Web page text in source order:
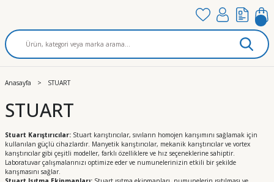
Anasayfa STUART
STUART
Stuart Karıştırıcılar: Stuart karıştırıcılar, sıvıların homojen karışımını sağlamak için
kullanılan güçlü cihazlardır. Manyetik karıştırıcılar, mekanik karıştırıcılar ve vortex
karıştırıcılar gibi çeşitli modeller, farklı özelliklere ve hız seçeneklerine sahiptir.
Laboratuvar çalışmalarınızı optimize eder ve numunelerinizin etkili bir şekilde
karışmasını sağlar.